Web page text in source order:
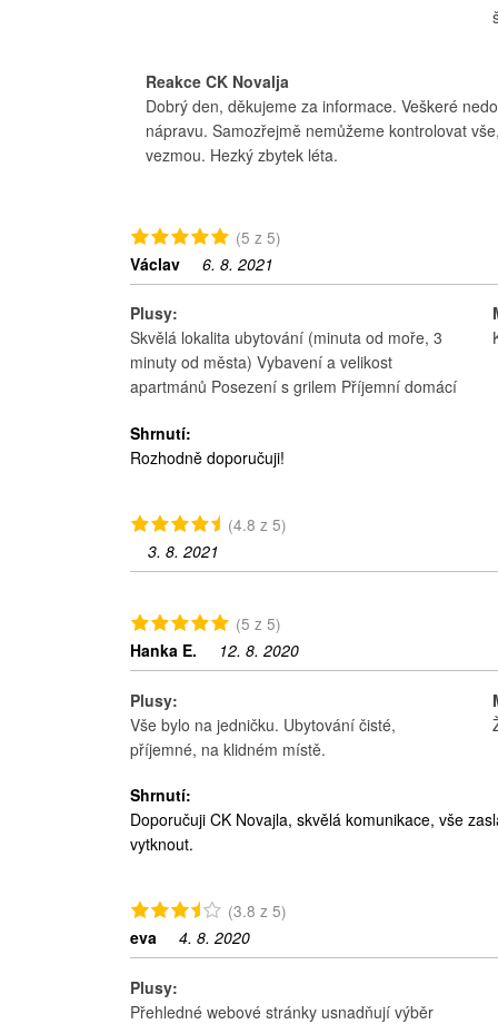
Reakce CK Novalja
Dobrý den, děkujeme za informace. Veškeré
nápravu. Samozřejmě nemůžeme kontrolovat
vezmou. Hezký zbytek léta.
(5 z 5)
Václav
6. 8. 2021
Plusy:
Skvělá lokalita ubytování (minuta od moře, 3
minuty od města) Vybavení a velikost
apartmánů Posezení s grilem Příjemní domácí
Shrnutí:
Rozhodně doporučuji!
(4.8 z 5)
3. 8. 2021
(5 z 5)
Hanka E.
12. 8. 2020
Plusy:
Vše bylo na jedničku. Ubytování čisté,
příjemné, na klidném místě.
Shrnutí:
Doporučuji CK Novajla, skvělá komunikace, vše
vytknout.
(3.8 z 5)
eva
4. 8. 2020
Plusy:
Přehledné webové stránky usnadňují výběr